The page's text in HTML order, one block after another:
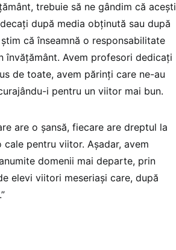
trebuie să ne gândim că acești
după media obținută sau după
că înseamnă o responsabilitate
învățământ. Avem profesori dedicați
de toate, avem părinți care ne-au
i pentru un viitor mai bun.
are o șansă, fiecare are dreptul la
pentru viitor. Așadar, avem
domenii mai departe, prin
elevi viitori meseriași care, după